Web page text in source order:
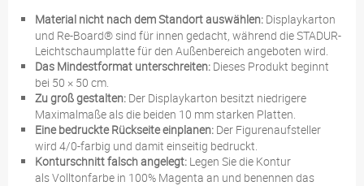
Material nicht nach dem Standort auswählen: Displaykarton
und Re-Board® sind für innen gedacht, während die STADUR-
Leichtschaumplatte für den Außenbereich angeboten wird.
Das Mindestformat unterschreiten: Dieses Produkt beginnt
bei 50 × 50 cm.
Zu groß gestalten: Der Displaykarton besitzt niedrigere
Maximalmaße als die beiden 10 mm starken Platten.
Eine bedruckte Rückseite einplanen: Der Figurenaufsteller
wird 4/0-farbig und damit einseitig bedruckt.
Konturschnitt falsch angelegt: Legen Sie die Kontur
als Volltonfarbe in 100% Magenta an und benennen das